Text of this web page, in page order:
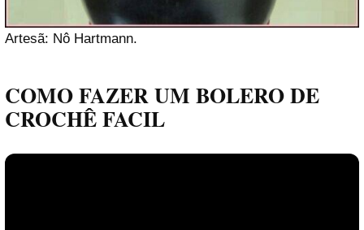
Artesã: Nô Hartmann.
COMO FAZER UM BOLERO DE
CROCHÊ FACIL